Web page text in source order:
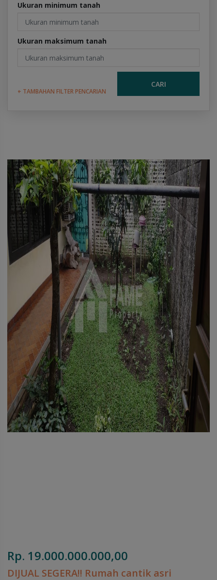
Ukuran minimum tanah
Ukuran maksimum tanah
+ TAMBAHAN FILTER PENCARIAN
CARI
Rp. 19.000.000.000,00
DIJUAL SEGERA!! Rumah cantik asri